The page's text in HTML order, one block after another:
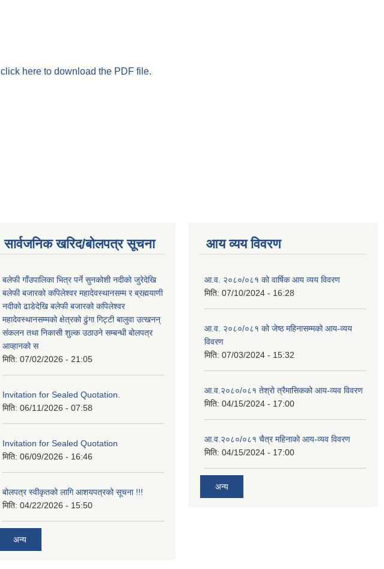
click here to download the PDF file.
सार्वजनिक खरिद/बोलपत्र सूचना
बलेफी गाँउपालिका भित्र पर्ने सुनकोशी नदीको जुरेदेखि
बलेफी बजारको कपिलेश्वर महादेवस्थानसम्म र ब्रह्मयाणी
नदीको ढाडेदेखि बलेफी बजारको कपिलेश्वर
महादेवस्थानसम्मको क्षेत्रको ढुंगा गिट्टी बालुवा उत्खनन्
संकलन तथा निकासी शुल्क उठाउने सम्बन्धी बोलपत्र
आव्हानको स
मिति: 07/02/2026 - 21:05
Invitation for Sealed Quotation.
मिति: 06/11/2026 - 07:58
Invitation for Sealed Quotation
मिति: 06/09/2026 - 16:46
बोलपत्र स्वीकृतको लागि आशयपत्रको सूचना !!!
मिति: 04/22/2026 - 15:50
अन्य
आय व्यय विवरण
आ.व. २०८०/०८१ को वार्षिक आय व्यय विवरण
मिति: 07/10/2024 - 16:28
आ.व. २०८०/०८१ को जेष्ठ महिनासम्मको आय-व्यय
विवरण
मिति: 07/03/2024 - 15:32
आ.व.२०८०/०८१ तेश्रो त्रैमासिकको आय-व्यव विवरण
मिति: 04/15/2024 - 17:00
आ.व.२०८०/०८१ चैत्र महिनाको आय-व्यव विवरण
मिति: 04/15/2024 - 17:00
अन्य